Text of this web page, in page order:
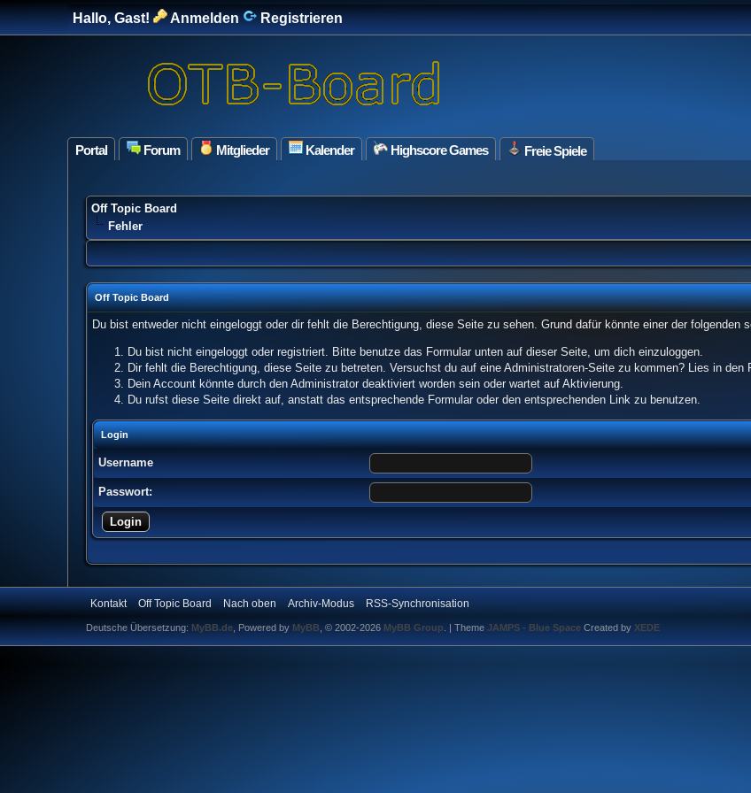
Hallo, Gast! Anmelden Registrieren
Portal Forum Mitglieder Kalender Highscore Games Freie Spiele
Off Topic Board
Fehler
Off Topic Board
Du bist entweder nicht eingeloggt oder dir fehlt die Berechtigung, diese Seite zu sehen. Grund dafür könnte einer der folgenden
Du bist nicht eingeloggt oder registriert. Bitte benutze das Formular unten auf dieser Seite, um dich einzuloggen.
Dir fehlt die Berechtigung, diese Seite zu betreten. Versuchst du auf eine Administratoren-Seite zu kommen? Lies in den
Dein Account könnte durch den Administrator deaktiviert worden sein oder wartet auf Aktivierung.
Du rufst diese Seite direkt auf, anstatt das entsprechende Formular oder den entsprechenden Link zu benutzen.
Login
Username
Passwort:
Kontakt Off Topic Board Nach oben Archiv-Modus RSS-Synchronisation
Deutsche Übersetzung: MyBB.de , Powered by MyBB , © 2002-2026 MyBB Group | Theme JAMPS - Blue Space Created by XEDE